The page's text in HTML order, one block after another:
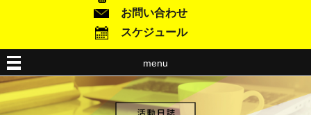
お問い合わせ
スケジュール
menu